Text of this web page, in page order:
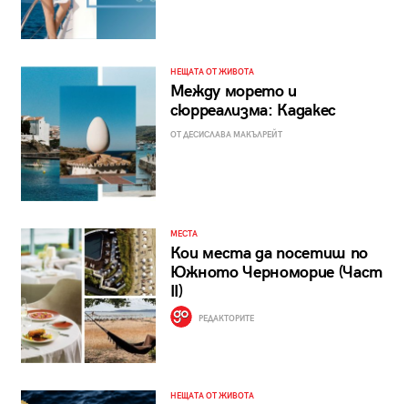
НЕЩАТА ОТ ЖИВОТА
Между морето и
сюрреализма: Кадакес
ОТ ДЕСИСЛАВА МАКЪЛРЕЙТ
МЕСТА
Кои места да посетиш по
Южното Черноморие (Част
II)
РЕДАКТОРИТЕ
НЕЩАТА ОТ ЖИВОТА